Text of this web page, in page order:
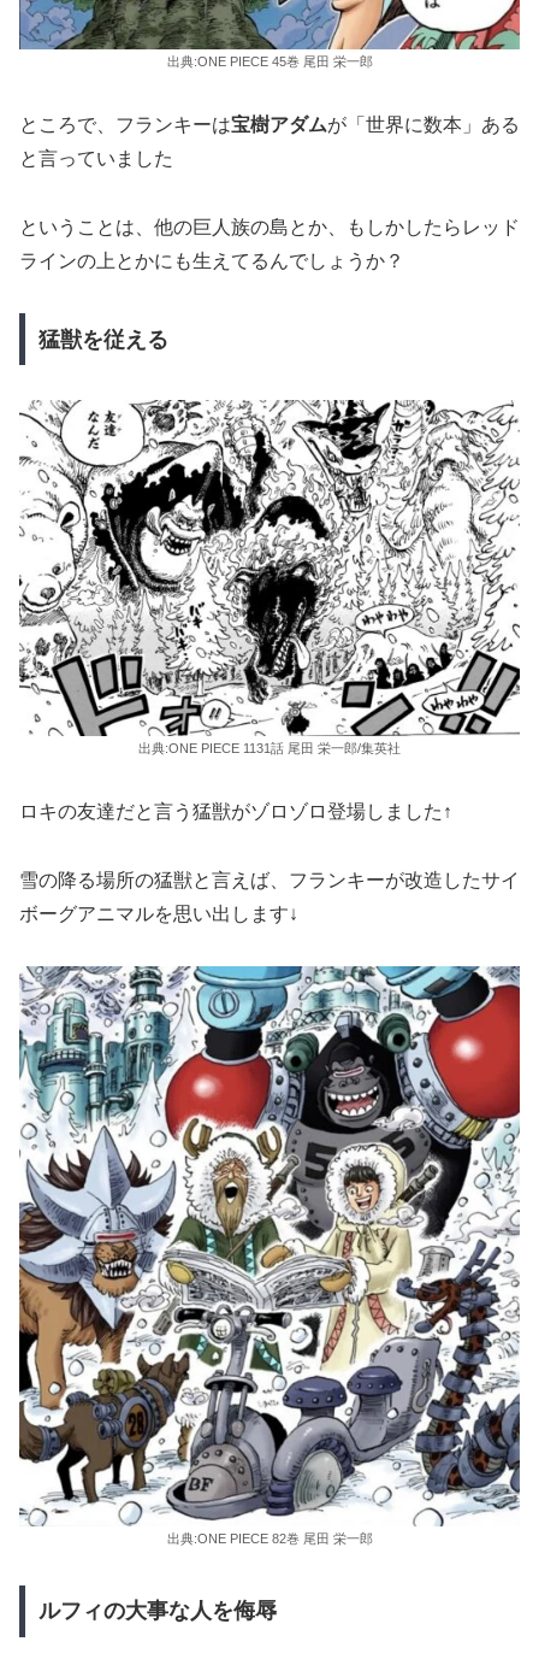
出典:ONE PIECE 45巻 尾田 栄一郎
ところで、フランキーは宝樹アダムが「世界に数本」ある
と言っていました
ということは、他の巨人族の島とか、もしかしたらレッド
ラインの上とかにも生えてるんでしょうか？
猛獣を従える
出典:ONE PIECE 1131話 尾田 栄一郎/集英社
ロキの友達だと言う猛獣がゾロゾロ登場しました↑
雪の降る場所の猛獣と言えば、フランキーが改造したサイ
ボーグアニマルを思い出します↓
出典:ONE PIECE 82巻 尾田 栄一郎
ルフィの大事な人を侮辱